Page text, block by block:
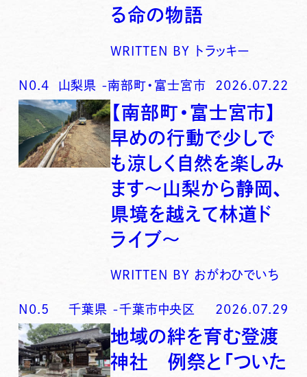
る命の物語
WRITTEN BY トラッキー
N0.4 山梨県 -南部町・富士宮市 2026.07.22
【南部町・富士宮市】
早めの行動で少しで
も涼しく自然を楽しみ
ます〜山梨から静岡、
県境を越えて林道ド
ライブ〜
WRITTEN BY おがわひでいち
N0. 5 千葉県 -千葉市中央区 2026.07.29
地域の絆を育む登渡
神社 例祭と「ついた